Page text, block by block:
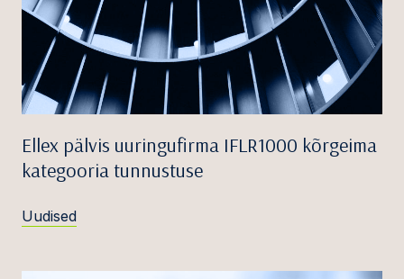
Ellex pälvis uuringufirma IFLR1000 kõrgeima
kategooria tunnustuse
Uudised